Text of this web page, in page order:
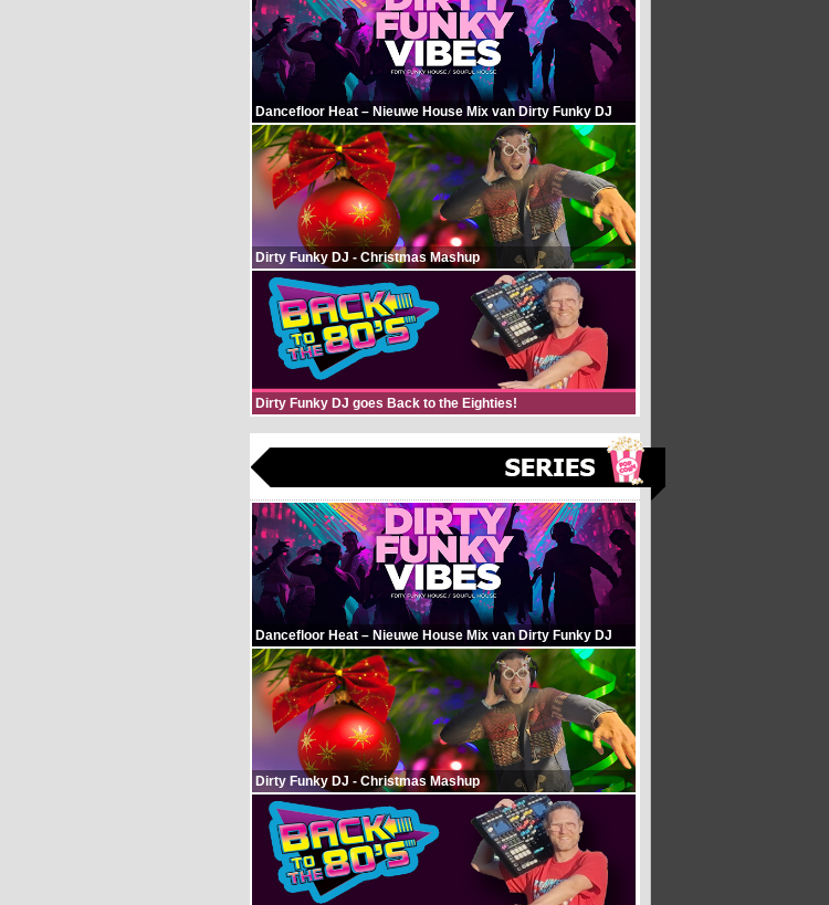
Dancefloor Heat – Nieuwe House Mix van Dirty Funky DJ
Dirty Funky DJ - Christmas Mashup
Dirty Funky DJ goes Back to the Eighties!
Dancefloor Heat – Nieuwe House Mix van Dirty Funky DJ
Dirty Funky DJ - Christmas Mashup